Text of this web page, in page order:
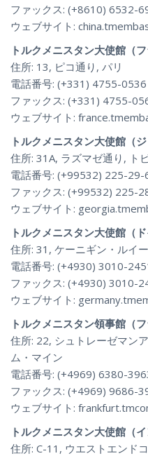
ファックス: (+8610) 6532-
ウェブサイト:
トルクメニスタン大使館（フ
住所: 13, ピコ通り, パリ
電話番号: (+331) 4755-0536
ファックス: (+331) 4755-
ウェブサイト:
トルクメニスタン大使館（ジ
住所: 31A, ラズマゼ通り, ト
電話番号: (+99532) 225-29-
ファックス: (+99532) 225-
ウェブサイト:
トルクメニスタン大使館（ド
住所: 31, ケーニギン・ルイ
電話番号: (+4930) 3010-
ファックス: (+4930) 3010-
ウェブサイト:
トルクメニスタン領事館（
住所: 22, シュトレーゼマン
ム・マイン
電話番号: (+4969) 6380-
ファックス: (+4969) 9686-
ウェブサイト:
トルクメニスタン大使館（イ
住所: C-11, ウエストエンド